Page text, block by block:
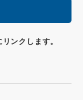
ンクします。